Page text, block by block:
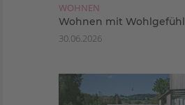
WOHNEN
Wohnen mit Wohlgefühl
30.06.2026